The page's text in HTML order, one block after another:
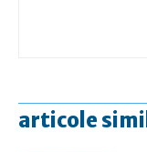
articole